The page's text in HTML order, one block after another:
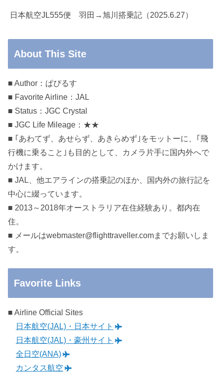
日本航空JL555便 羽田→旭川搭乗記（2025.6.27）
About This Site
■ Author：ぱぴるす
■ Favorite Airline：JAL
■ Status：JGC Crystal
■ JGC Life Mileage：★★
■ ｢あわてず、あせらず、あきらめず｣をモットーに、｢飛
行機に乗ること｣も目的として、カメラ片手に国内外へで
かけます。
■ JAL、他エアラインの搭乗記のほか、国内外の旅行記を
中心に綴っています。
■ 2013～2018年オーストラリア在住経験あり。都内在
住。
■ メールはwebmaster@flighttraveller.comまでお願いしま
す。
Favorite Links
■ Airline Official Sites
日本航空(JAL)・日本サイト
日本航空(JAL)・豪州サイト
全日空(ANA)
カンタス航空